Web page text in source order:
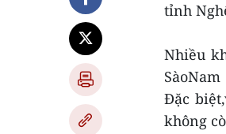
tỉnh
Nhiều
Đặc
không